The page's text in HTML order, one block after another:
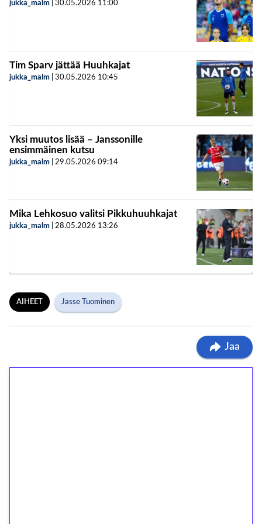
jukka_malm 30.05.2026 11:00
Tim Sparv jättää Huuhkajat
jukka_malm 30.05.2026 10:45
Yksi muutos lisää – Janssonille
ensimmäinen kutsu
jukka_malm 29.05.2026 09:14
Mika Lehkosuo valitsi Pikkuhuuhkajat
jukka_malm 28.05.2026 13:26
AIHEET Jasse Tuominen
Jaa